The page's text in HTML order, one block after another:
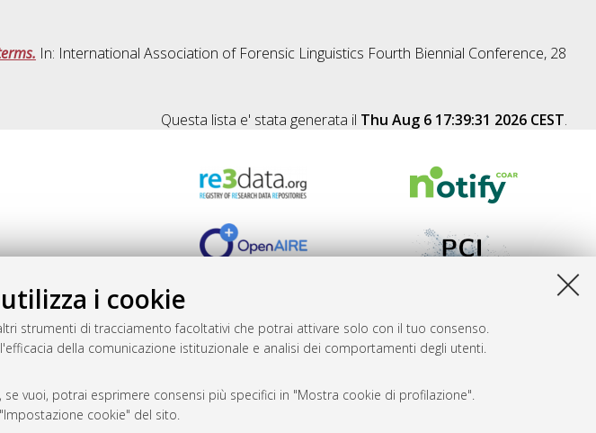
i cookie
strumenti di tracciamento facoltativi che potrai attivare solo con il tuo consenso.
della comunicazione istituzionale e analisi dei comportamenti degli utenti.
vuoi, potrai esprimere consensi più specifici in "Mostra cookie di profilazione".
cookie" del sito.
In: International Association of Forensic Linguistics Fourth Biennial Conference, 28
Questa lista e' stata generata il Thu Aug 6 17:39:31 2026 CEST.